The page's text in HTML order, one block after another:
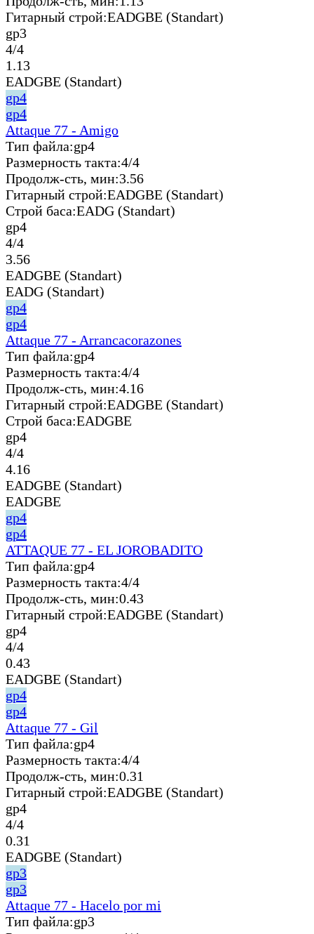
Гитарный строй:EADGBE (Standart)
gp3
4/4
1.13
EADGBE (Standart)
gp4
gp4
Attaque 77 - Amigo
Тип файла:gp4
Размерность такта:4/4
Продолж-сть, мин:3.56
Гитарный строй:EADGBE (Standart)
Строй баса:EADG (Standart)
gp4
4/4
3.56
EADGBE (Standart)
EADG (Standart)
gp4
gp4
Attaque 77 - Arrancacorazones
Тип файла:gp4
Размерность такта:4/4
Продолж-сть, мин:4.16
Гитарный строй:EADGBE (Standart)
Строй баса:EADGBE
gp4
4/4
4.16
EADGBE (Standart)
EADGBE
gp4
gp4
ATTAQUE 77 - EL JOROBADITO
Тип файла:gp4
Размерность такта:4/4
Продолж-сть, мин:0.43
Гитарный строй:EADGBE (Standart)
gp4
4/4
0.43
EADGBE (Standart)
gp4
gp4
Attaque 77 - Gil
Тип файла:gp4
Размерность такта:4/4
Продолж-сть, мин:0.31
Гитарный строй:EADGBE (Standart)
gp4
4/4
0.31
EADGBE (Standart)
gp3
gp3
Attaque 77 - Hacelo por mi
Тип файла:gp3